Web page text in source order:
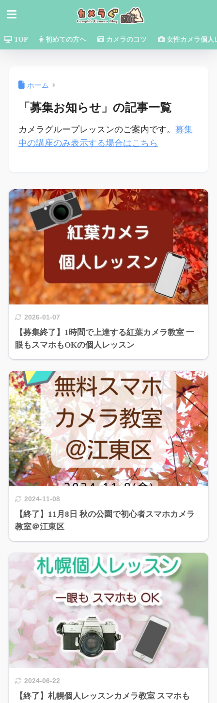
TOP 初めての方へ カメラのコツ 女性カメラ個人
ホーム
「募集お知らせ」の記事一覧
カメラグループレッスンのご案内です。 募集
中の講座のみ表示する場合はこちら
2026-01-07
【募集終了】1時間で上達する紅葉カメラ教室 一
眼もスマホもOKの個人レッスン
2024-11-08
【終了】11月8日 秋の公園で初心者スマホカメラ
教室＠江東区
2024-06-22
【終了】札幌個人レッスンカメラ教室 スマホも